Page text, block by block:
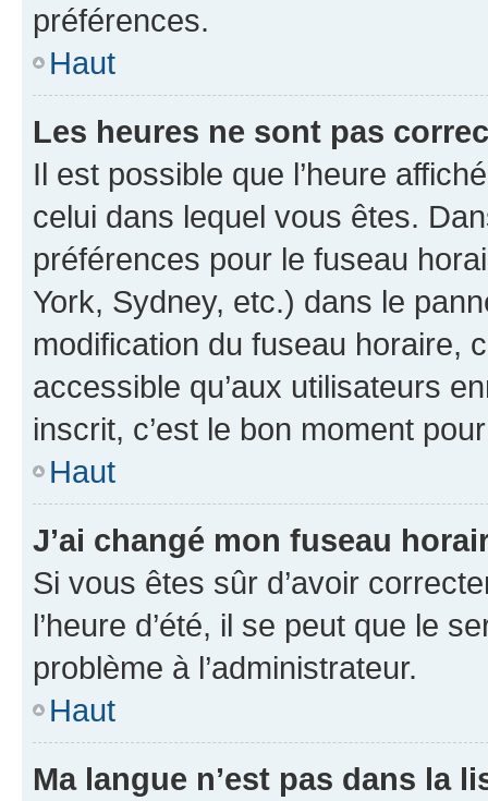
préférences.
Haut
Les heures ne sont pas
Il est possible que l’heure
celui dans lequel vous êtes.
préférences pour le fuseau
York, Sydney, etc.) dans le
modification du fuseau horaire,
accessible qu’aux utilisateurs
inscrit, c’est le bon moment
Haut
J’ai changé mon fuseau
Si vous êtes sûr d’avoir
l’heure d’été, il se peut que le
problème à l’administrateur.
Haut
Ma langue n’est pas dans la